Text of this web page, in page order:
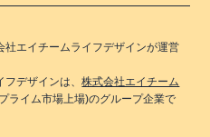
社エイチームライフデザインが運営
フデザインは、株式会社エイチーム
ライム市場上場)のグループ企業で